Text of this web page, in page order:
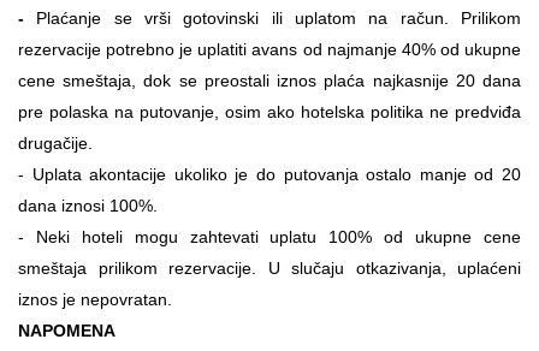
- Plaćanje se vrši gotovinski ili uplatom na račun. Prilikom
rezervacije potrebno je uplatiti avans od najmanje 40% od ukupne
cene smeštaja, dok se preostali iznos plaća najkasnije 20 dana
pre polaska na putovanje, osim ako hotelska politika ne predviđa
drugačije.
- Uplata akontacije ukoliko je do putovanja ostalo manje od 20
dana iznosi 100%.
- Neki hoteli mogu zahtevati uplatu 100% od ukupne cene
smeštaja prilikom rezervacije. U slučaju otkazivanja, uplaćeni
iznos je nepovratan.
NAPOMENA